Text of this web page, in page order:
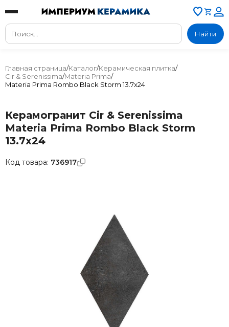
Найти
Главная страница/Каталог/Керамическая плитка/
Cir & Serenissima/Materia Prima/
Materia Prima Rombo Black Storm 13.7x24
Керамогранит Cir & Serenissima
Materia Prima Rombo Black Storm
13.7x24
Код товара: 736917